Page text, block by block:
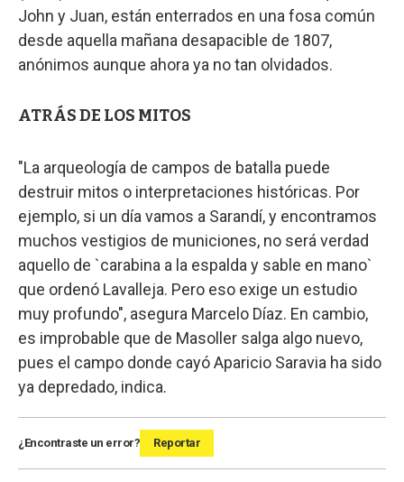
John y Juan, están enterrados en una fosa común
desde aquella mañana desapacible de 1807,
anónimos aunque ahora ya no tan olvidados.
ATRÁS DE LOS MITOS
"La arqueología de campos de batalla puede
destruir mitos o interpretaciones históricas. Por
ejemplo, si un día vamos a Sarandí, y encontramos
muchos vestigios de municiones, no será verdad
aquello de `carabina a la espalda y sable en mano`
que ordenó Lavalleja. Pero eso exige un estudio
muy profundo", asegura Marcelo Díaz. En cambio,
es improbable que de Masoller salga algo nuevo,
pues el campo donde cayó Aparicio Saravia ha sido
ya depredado, indica.
¿Encontraste un error? Reportar